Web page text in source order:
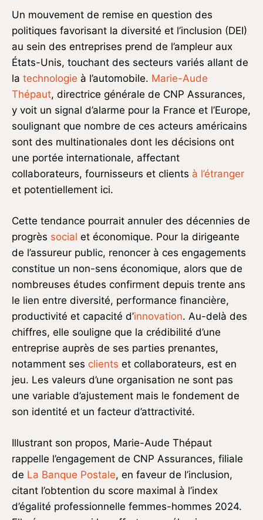
Un mouvement de remise en question des
politiques favorisant la diversité et l’inclusion (DEI)
au sein des entreprises prend de l’ampleur aux
États-Unis, touchant des secteurs variés allant de
la technologie à l’automobile. Marie-Aude
Thépaut, directrice générale de CNP Assurances,
y voit un signal d’alarme pour la France et l’Europe,
soulignant que nombre de ces acteurs américains
sont des multinationales dont les décisions ont
une portée internationale, affectant
collaborateurs, fournisseurs et clients à l’étranger
et potentiellement ici.
Cette tendance pourrait annuler des décennies de
progrès social et économique. Pour la dirigeante
de l’assureur public, renoncer à ces engagements
constitue un non-sens économique, alors que de
nombreuses études confirment depuis trente ans
le lien entre diversité, performance financière,
productivité et capacité d’innovation. Au-delà des
chiffres, elle souligne que la crédibilité d’une
entreprise auprès de ses parties prenantes,
notamment ses clients et collaborateurs, est en
jeu. Les valeurs d’une organisation ne sont pas
une variable d’ajustement mais le fondement de
son identité et un facteur d’attractivité.
Illustrant son propos, Marie-Aude Thépaut
rappelle l’engagement de CNP Assurances, filiale
de La Banque Postale, en faveur de l’inclusion,
citant l’obtention du score maximal à l’index
d’égalité professionnelle femmes-hommes 2024.